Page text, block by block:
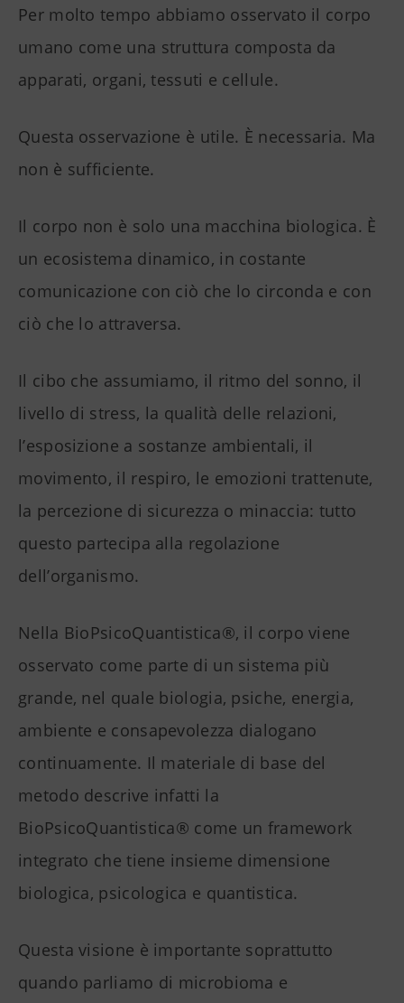
Per molto tempo abbiamo osservato il corpo
umano come una struttura composta da
apparati, organi, tessuti e cellule.
Questa osservazione è utile. È necessaria. Ma
non è sufficiente.
Il corpo non è solo una macchina biologica. È
un ecosistema dinamico, in costante
comunicazione con ciò che lo circonda e con
ciò che lo attraversa.
Il cibo che assumiamo, il ritmo del sonno, il
livello di stress, la qualità delle relazioni,
l’esposizione a sostanze ambientali, il
movimento, il respiro, le emozioni trattenute,
la percezione di sicurezza o minaccia: tutto
questo partecipa alla regolazione
dell’organismo.
Nella BioPsicoQuantistica®, il corpo viene
osservato come parte di un sistema più
grande, nel quale biologia, psiche, energia,
ambiente e consapevolezza dialogano
continuamente. Il materiale di base del
metodo descrive infatti la
BioPsicoQuantistica® come un framework
integrato che tiene insieme dimensione
biologica, psicologica e quantistica.
Questa visione è importante soprattutto
quando parliamo di microbioma e